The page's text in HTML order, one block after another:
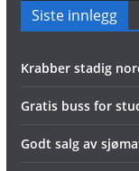
Siste innlegg
Krabber stadig
Gratis buss for
Godt salg av